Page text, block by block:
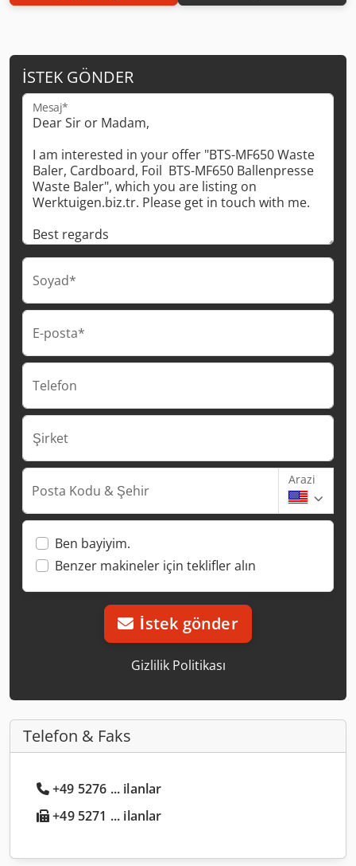
İSTEK GÖNDER
Mesaj*
Soyad*
E-posta*
Telefon
Şirket
Posta Kodu & Şehir
Arazi
Ben bayiyim.
Benzer makineler için teklifler alın
İstek gönder
Gizlilik Politikası
Telefon & Faks
+49 5276 ... ilanlar
+49 5271 ... ilanlar